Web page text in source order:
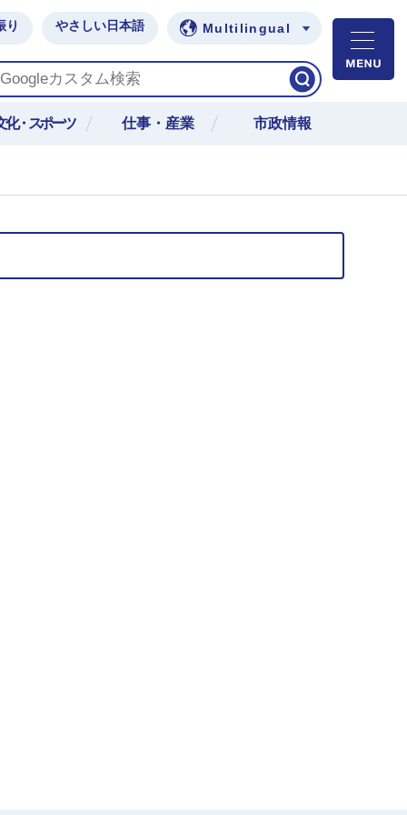
り やさしい日本語 Multilingual
化・スポーツ 仕事・産業 市政情報